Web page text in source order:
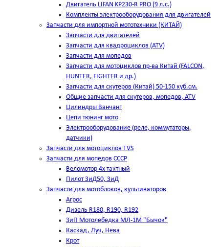
Двигатель LIFAN KP230-R PRO (9 л.с.)
Комплекты электрооборудования для двигателей
Запчасти для импортной мототехники (КИТАЙ)
Запчасти для двигателей
Запчасти для квадроциклов (ATV)
Запчасти для мопедов
Запчасти для мотоциклов пр-ва Китай (FALCON,
HUNTER, FIGHTER и др.)
Запчасти для скутеров (Китай) 50-150 куб.см.
Общие запчасти для скутеров, мопедов, ATV
Цилиндры Ванчанг
Цепи тюнинг мото
Электрооборудование (реле, коммутаторы,
датчики)
Запчасти для мотоциклов TVS
Запчасти для мопедов СССР
Веломотор 4х тактный
Пилот ЗиД50, ЗиД
Запчасти для мотоблоков, культиваторов
Агрос
Дизель R180, R190, R192
ЗиП Мотолебедка МЛ-1М "Бычок"
Каскад, Луч, Нева
Крот